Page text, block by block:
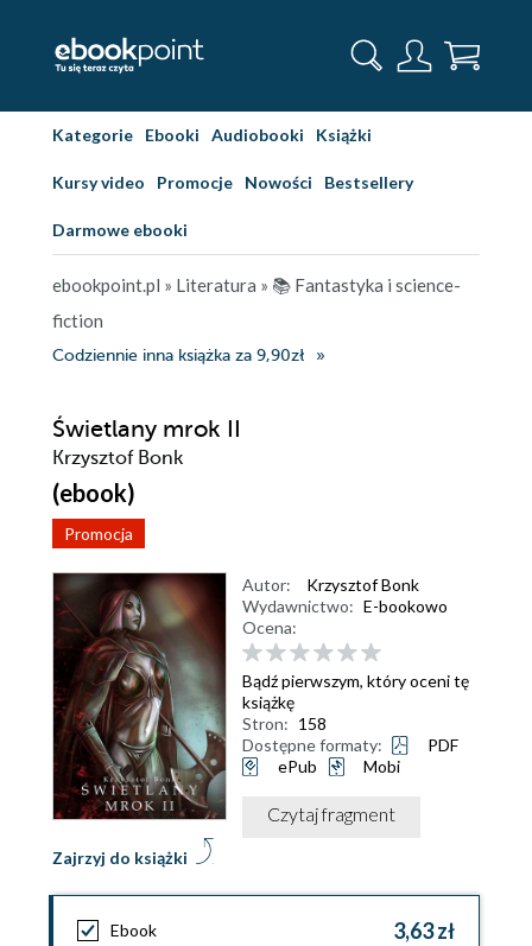
Kategorie Ebooki Audiobooki Książki
Kursy video Promocje Nowości Bestsellery
Darmowe ebooki
ebookpoint.pl » Literatura » 📚 Fantastyka i science-
fiction
Codziennie inna książka za 9,90zł
Świetlany mrok II
Krzysztof Bonk
(ebook)
Promocja
Zajrzyj do książki
Autor:
Krzysztof Bonk
Wydawnictwo: E-bookowo
Ocena:
Bądź pierwszym, który oceni tę
książkę
Stron: 158
Dostępne formaty:
PDF
ePub
Mobi
Czytaj fragment
Ebook 3,63 zł